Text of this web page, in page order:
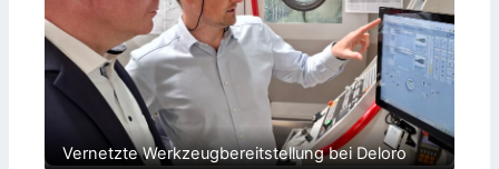
Vernetzte Werkzeugbereitstellung bei Deloro